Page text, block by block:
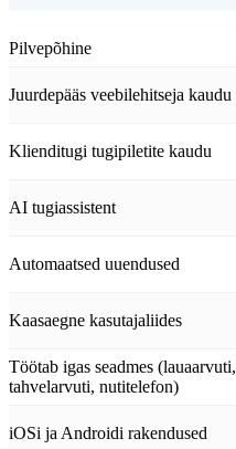
Pilvepõhine
Juurdepääs veebilehitseja kaudu
Klienditugi tugipiletite kaudu
AI tugiassistent
Automaatsed uuendused
Kaasaegne kasutajaliides
Töötab igas seadmes (lauaarvuti,
tahvelarvuti, nutitelefon)
iOSi ja Androidi rakendused